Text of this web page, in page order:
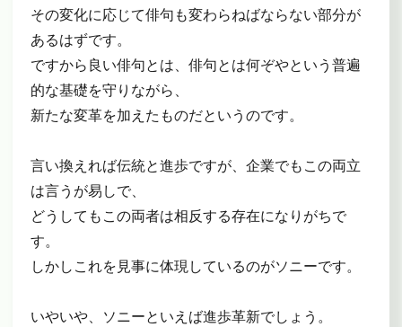
その変化に応じて俳句も変わらねばならない部分が
あるはずです。
ですから良い俳句とは、俳句とは何ぞやという普遍
的な基礎を守りながら、
新たな変革を加えたものだというのです。
言い換えれば伝統と進歩ですが、企業でもこの両立
は言うが易しで、
どうしてもこの両者は相反する存在になりがちで
す。
しかしこれを見事に体現しているのがソニーです。
いやいや、ソニーといえば進歩革新でしょう。